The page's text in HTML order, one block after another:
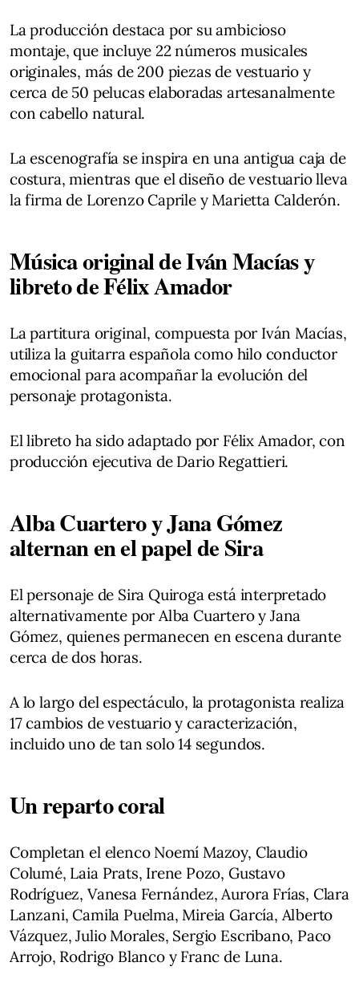
La producción destaca por su ambicioso
montaje, que incluye 22 números musicales
originales, más de 200 piezas de vestuario y
cerca de 50 pelucas elaboradas artesanalmente
con cabello natural.
La escenografía se inspira en una antigua caja de
costura, mientras que el diseño de vestuario lleva
la firma de Lorenzo Caprile y Marietta Calderón.
Música original de Iván Macías y
libreto de Félix Amador
La partitura original, compuesta por Iván Macías,
utiliza la guitarra española como hilo conductor
emocional para acompañar la evolución del
personaje protagonista.
El libreto ha sido adaptado por Félix Amador, con
producción ejecutiva de Dario Regattieri.
Alba Cuartero y Jana Gómez
alternan en el papel de Sira
El personaje de Sira Quiroga está interpretado
alternativamente por Alba Cuartero y Jana
Gómez, quienes permanecen en escena durante
cerca de dos horas.
A lo largo del espectáculo, la protagonista realiza
17 cambios de vestuario y caracterización,
incluido uno de tan solo 14 segundos.
Un reparto coral
Completan el elenco Noemí Mazoy, Claudio
Columé, Laia Prats, Irene Pozo, Gustavo
Rodríguez, Vanesa Fernández, Aurora Frías, Clara
Lanzani, Camila Puelma, Mireia García, Alberto
Vázquez, Julio Morales, Sergio Escribano, Paco
Arrojo, Rodrigo Blanco y Franc de Luna.